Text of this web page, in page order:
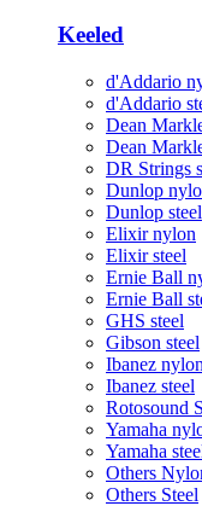
Keeled
d'Addario
d'Addario
Dean
Dean
DR Strings
Dunlop
Dunlop steel
Elixir nylon
Elixir steel
Ernie Ball
Ernie Ball
GHS steel
Gibson steel
Ibanez nylon
Ibanez steel
Rotosound
Yamaha
Yamaha
Others
Others Steel